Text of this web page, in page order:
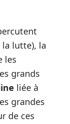
lutte), la
les
grands
liée à
grandes
de ces